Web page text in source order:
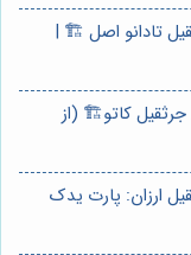
تادانو اصل 🏗️ |
کاتو🏗️ (از
ارزان: پارت یدک